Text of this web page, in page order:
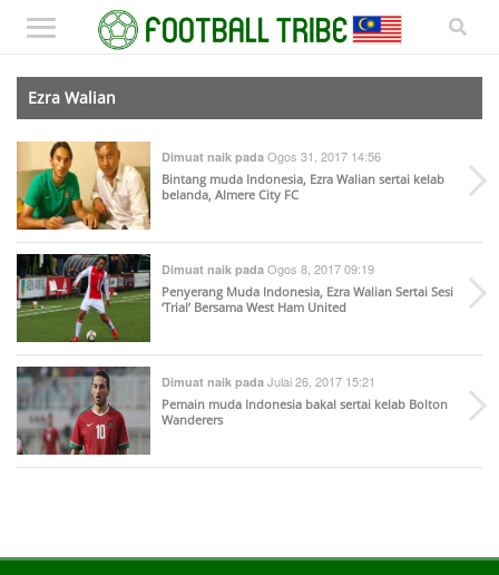
Ezra Walian
Dimuat naik pada Ogos 31, 2017 14:56
Bintang muda Indonesia, Ezra Walian sertai kelab
belanda, Almere City FC
Dimuat naik pada Ogos 8, 2017 09:19
Penyerang Muda Indonesia, Ezra Walian Sertai Sesi
‘Trial’ Bersama West Ham United
Dimuat naik pada Julai 26, 2017 15:21
Pemain muda Indonesia bakal sertai kelab Bolton
Wanderers